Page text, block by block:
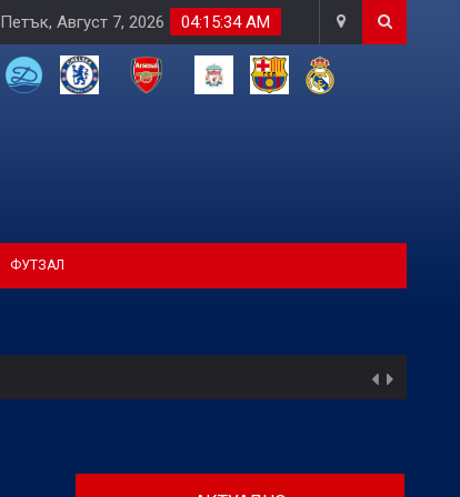
04:15:35 AM
Петък, Август 7, 2026
ФУТЗАЛ